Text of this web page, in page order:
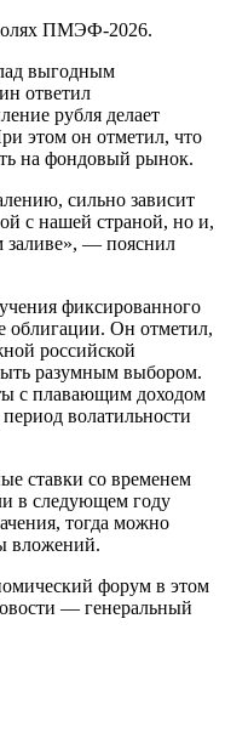
ПМЭФ-2026.
выгодным
ответил
рубля делает
этом он отметил, что
на фондовый рынок.
сильно зависит
с нашей страной, но и,
заливе», — пояснил
фиксированного
облигации. Он отметил,
российской
разумным выбором.
с плавающим доходом
волатильности
ставки со временем
в следующем году
тогда можно
вложений.
форум в этом
— генеральный